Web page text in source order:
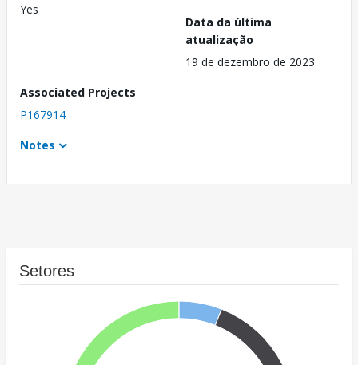
Yes
Data da última
atualização
19 de dezembro de 2023
Associated Projects
P167914
Notes
Setores